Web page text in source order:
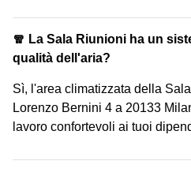
🧣 La Sala Riunioni ha un
qualità dell'aria?
Sì, l'area climatizzata della
Lorenzo Bernini 4 a 20133
lavoro confortevoli ai tuoi